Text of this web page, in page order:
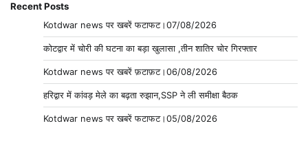
Recent Posts
Kotdwar news पर खबरें फटाफट।07/08/2026
कोटद्वार में चोरी की घटना का बड़ा खुलासा ,तीन शातिर चोर गिरफ्तार
Kotdwar news पर खबरें फ़टाफ़ट।06/08/2026
हरिद्वार में कांवड़ मेले का बढ़ता रुझान,SSP ने ली समीक्षा बैठक
Kotdwar news पर खबरें फटाफट।05/08/2026